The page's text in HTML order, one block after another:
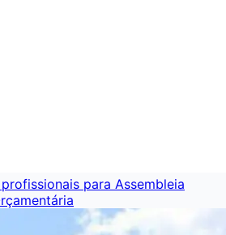
para Assembleia